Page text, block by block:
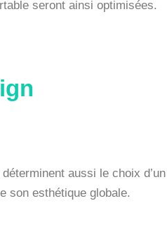
seront ainsi optimisées.
aussi le choix
son esthétique globale.